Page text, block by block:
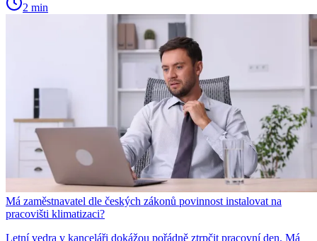
2 min
Má zaměstnavatel dle českých zákonů povinnost instalovat na
pracovišti klimatizaci?
Letní vedra v kanceláři dokážou pořádně ztrpčit pracovní den. Má